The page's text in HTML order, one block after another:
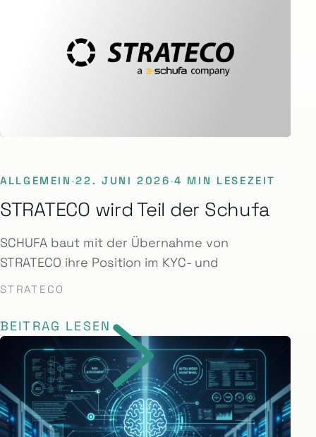
ALLGEMEIN ·22. JUNI 2026·4 MIN LESEZEIT
STRATECO wird Teil der Schufa
SCHUFA baut mit der Übernahme von
STRATECO ihre Position im KYC- und
STRATECO
BEITRAG LESEN